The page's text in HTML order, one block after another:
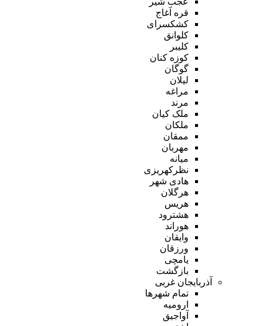
قره آغاج
کشکسرای
کلوانق
کلیبر
کوزه کنان
گوگان
لیلان
مراغه
مرند
ملک کیان
ملکان
ممقان
مهربان
میانه
نظرکهریزی
هادی شهر
هرگلان
هریس
هشترود
هوراند
وایقان
ورزقان
یامچی
بازگشت
آذربایجان غربی
تمام شهر‌ها
ارومیه
آواجیق